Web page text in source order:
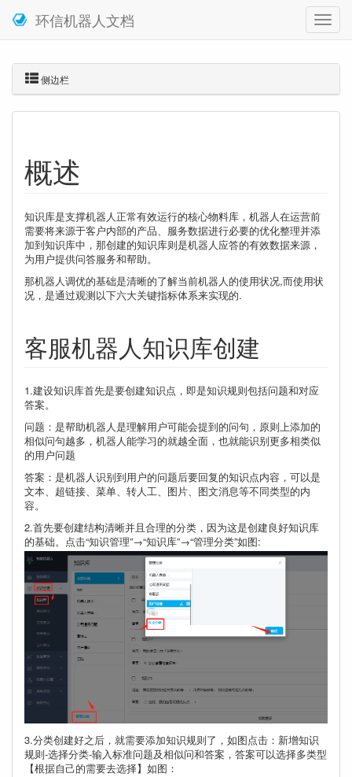
环信机器人文档
侧边栏
概述
知识库是支撑机器人正常有效运行的核心物料库，机器人在运营前
需要将来源于客户内部的产品、服务数据进行必要的优化整理并添
加到知识库中，那创建的知识库则是机器人应答的有效数据来源，
为用户提供问答服务和帮助。
那机器人调优的基础是清晰的了解当前机器人的使用状况,而使用状
况，是通过观测以下六大关键指标体系来实现的.
客服机器人知识库创建
1.建设知识库首先是要创建知识点，即是知识规则包括问题和对应
答案。
问题：是帮助机器人是理解用户可能会提到的问句，原则上添加的
相似问句越多，机器人能学习的就越全面，也就能识别更多相类似
的用户问题
答案：是机器人识别到用户的问题后要回复的知识点内容，可以是
文本、超链接、菜单、转人工、图片、图文消息等不同类型的内
容。
2.首先要创建结构清晰并且合理的分类，因为这是创建良好知识库
的基础。点击“知识管理”→“知识库”→“管理分类”如图:
3.分类创建好之后，就需要添加知识规则了，如图点击：新增知识
规则-选择分类-输入标准问题及相似问和答案，答案可以选择多类型
【根据自己的需要去选择】如图：